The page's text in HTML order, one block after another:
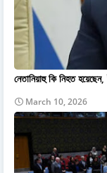
নেতানিয়াহু কি নিহত
March 10, 2026